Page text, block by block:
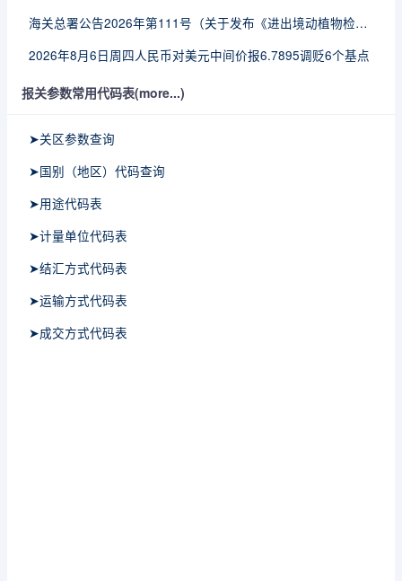
海关总署公告2026年第111号（关于发布《进出境动植物检疫处理监督管理工作规定》《进出境卫生处理监督管理工作规定》的公告）
2026年8月6日周四人民币对美元中间价报6.7895调贬6个基点
报关参数常用代码表(more...)
➤关区参数查询
➤国别（地区）代码查询
➤用途代码表
➤计量单位代码表
➤结汇方式代码表
➤运输方式代码表
➤成交方式代码表